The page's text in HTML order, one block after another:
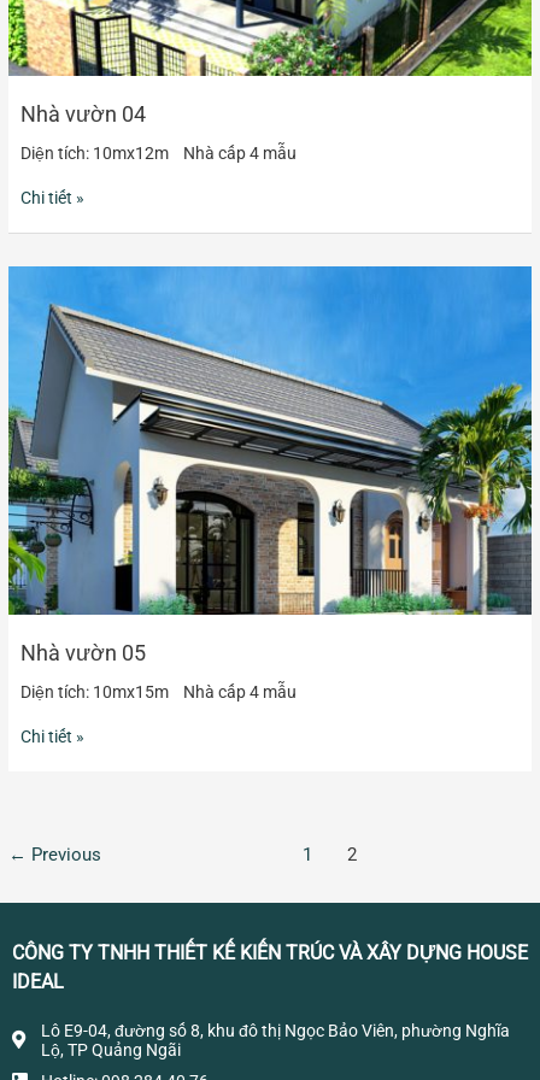
Nhà vườn 04
Diện tích: 10mx12m Nhà cấp 4 mẫu
Chi tiết »
Nhà vườn 05
Diện tích: 10mx15m Nhà cấp 4 mẫu
Chi tiết »
← Previous 1 2
CÔNG TY TNHH THIẾT KẾ KIẾN TRÚC VÀ XÂY DỰNG HOUSE
IDEAL
Lô E9-04, đường số 8, khu đô thị Ngọc Bảo Viên, phường Nghĩa
Lộ, TP Quảng Ngãi